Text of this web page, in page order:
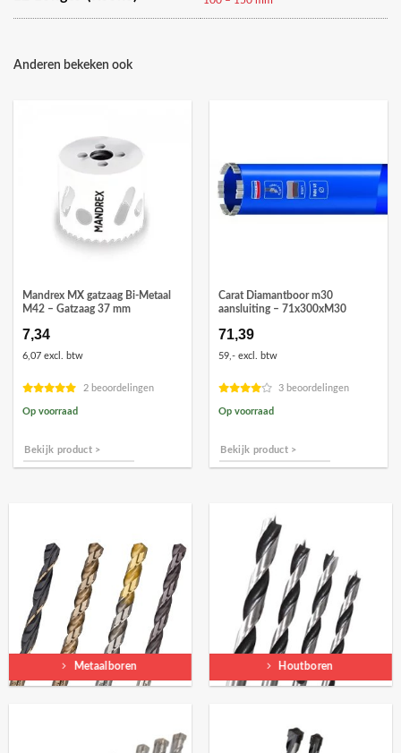
Anderen bekeken ook
Mandrex MX gatzaag Bi-Metaal
M42 – Gatzaag 37 mm
7,34
6,07 excl. btw
2 beoordelingen
Op voorraad
Bekijk product >
Carat Diamantboor m30
aansluiting – 71x300xM30
71,39
59,- excl. btw
3 beoordelingen
Op voorraad
Bekijk product >
Metaalboren Houtboren